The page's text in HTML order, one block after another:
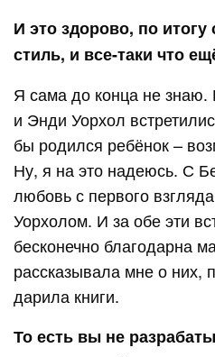
И это здорово, по
стиль, и все-таки что
Я сама до конца не
и Энди Уорхол
бы родился ребёнок –
Ну, я на это надеюсь. С
любовь с первого
Уорхолом. И за обе эти
бесконечно благодарна
рассказывала мне о них,
дарила книги.
То есть вы не